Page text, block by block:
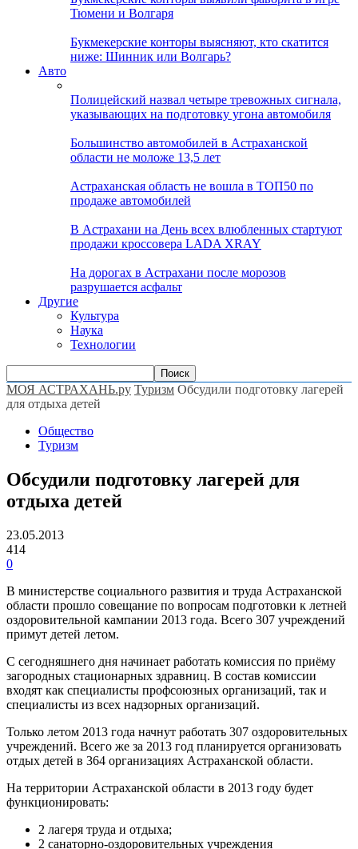
Тюмени и Волгаря
Букмекерские конторы выясняют, кто скатится
ниже: Шинник или Волгарь?
Авто
Полицейский назвал четыре тревожных сигнала,
указывающих на подготовку угона автомобиля
Большинство автомобилей в Астраханской
области не моложе 13,5 лет
Астраханская область не вошла в ТОП50 по
продаже автомобилей
В Астрахани на День всех влюбленных стартуют
продажи кроссовера LADA XRAY
На дорогах в Астрахани после морозов
разрушается асфальт
Другие
Культура
Наука
Технологии
МОЯ АСТРАХАНЬ.ру Туризм Обсудили подготовку лагерей
для отдыха детей
Общество
Туризм
Обсудили подготовку лагерей для
отдыха детей
23.05.2013
414
0
В министерстве социального развития и труда Астраханской
области прошло совещание по вопросам подготовки к летней
оздоровительной кампании 2013 года. Всего 307 учреждений
примут детей летом.
С сегодняшнего дня начинает работать комиссия по приёму
загородных стационарных здравниц. В состав комиссии
входят как специалисты профсоюзных организаций, так и
специалисты из всех надзорных организаций.
Только летом 2013 года начнут работать 307 оздоровительных
учреждений. Всего же за 2013 год планируется организовать
отдых детей в 364 организациях Астраханской области.
На территории Астраханской области в 2013 году будет
функционировать:
2 лагеря труда и отдыха;
2 санаторно-оздоровительных учреждения